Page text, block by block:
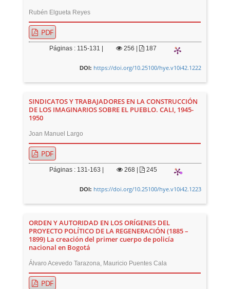
Rubén Elgueta Reyes
PDF
Páginas : 115-131 | 256 187
DOI: https://doi.org/10.25100/hye.v10i42.1222
SINDICATOS Y TRABAJADORES EN LA CONSTRUCCIÓN
DE LOS IMAGINARIOS SOBRE EL PUEBLO. CALI, 1945-
1950
Joan Manuel Largo
PDF
Páginas : 131-163 | 268| 245
DOI: https://doi.org/10.25100/hye.v10i42.1223
ORDEN Y AUTORIDAD EN LOS ORÍGENES DEL
PROYECTO POLÍTICO DE LA REGENERACIÓN (1885 –
1899) La creación del primer cuerpo de policía
nacional en Bogotá
Álvaro Acevedo Tarazona, Mauricio Puentes Cala
PDF